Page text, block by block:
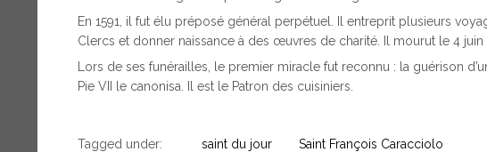
En 1591, il fut élu préposé général perpétuel. Il entreprit plusieurs
Clercs et donner naissance à des œuvres de charité. Il mourut le 4 juin
Lors de ses funérailles, le premier miracle fut reconnu : la guérison
Pie VII le canonisa. Il est le Patron des cuisiniers.
Tagged under: saint du jour Saint François Caracciolo